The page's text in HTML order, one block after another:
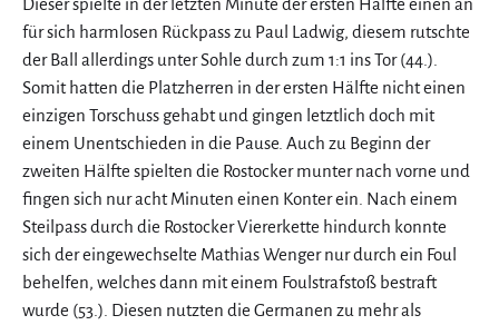
Dieser spielte in der letzten Minute der ersten Hälfte einen an
für sich harmlosen Rückpass zu Paul Ladwig, diesem rutschte
der Ball allerdings unter Sohle durch zum 1:1 ins Tor (44.).
Somit hatten die Platzherren in der ersten Hälfte nicht einen
einzigen Torschuss gehabt und gingen letztlich doch mit
einem Unentschieden in die Pause. Auch zu Beginn der
zweiten Hälfte spielten die Rostocker munter nach vorne und
fingen sich nur acht Minuten einen Konter ein. Nach einem
Steilpass durch die Rostocker Viererkette hindurch konnte
sich der eingewechselte Mathias Wenger nur durch ein Foul
behelfen, welches dann mit einem Foulstrafstoß bestraft
wurde (53.). Diesen nutzten die Germanen zu mehr als